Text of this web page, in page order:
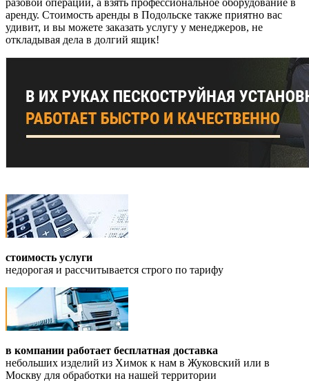
разовой операции, а взять профессиональное оборудование в
аренду. Стоимость аренды в Подольске также приятно вас
удивит, и вы можете заказать услугу у менеджеров, не
откладывая дела в долгий ящик!
стоимость услуги
недорогая и рассчитывается строго по тарифу
в компании работает бесплатная доставка
небольших изделий из Химок к нам в Жуковский или в
Москву для обработки на нашей территории